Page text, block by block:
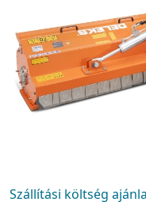
Szállítási költség